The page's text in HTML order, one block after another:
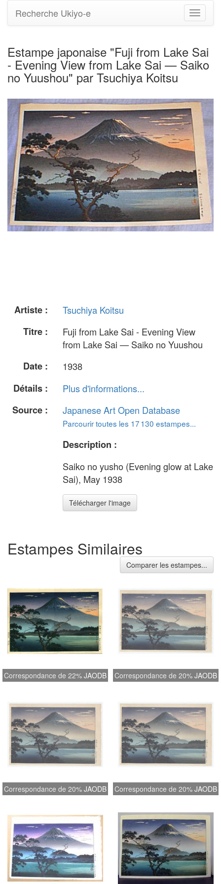
Basculer
la
Recherche Ukiyo-e
Estampe japonaise "Fuji from Lake Sai
- Evening View from Lake Sai — Saiko
no Yuushou" par Tsuchiya Koitsu
Artiste :
Tsuchiya Koitsu
Titre :
Fuji from Lake Sai - Evening View
from Lake Sai — Saiko no Yuushou
Date :
1938
Détails :
Plus d'informations...
Source :
Japanese Art Open Database
Parcourir toutes les 17 130 estampes...
Description :
Saiko no yusho (Evening glow at Lake
Sai), May 1938
Télécharger l'image
Estampes Similaires
Comparer les estampes...
Correspondance de 22% JAODB Correspondance de 20% JAODB
Correspondance de 20% JAODB Correspondance de 20% JAODB